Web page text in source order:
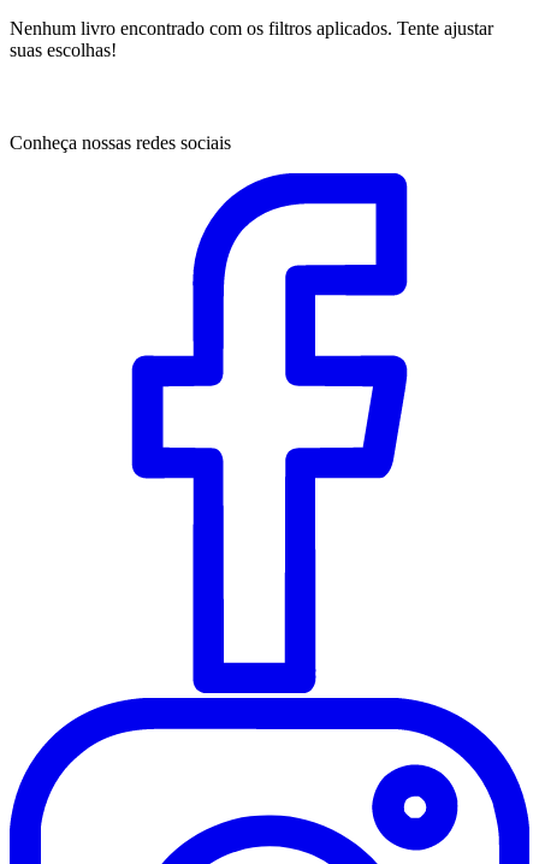
Nenhum livro encontrado com os filtros aplicados. Tente ajustar
suas escolhas!
Conheça nossas redes sociais